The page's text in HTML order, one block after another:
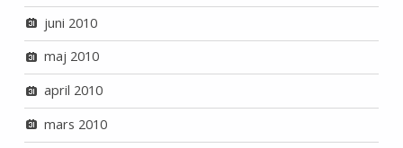
juni 2010
maj 2010
april 2010
mars 2010